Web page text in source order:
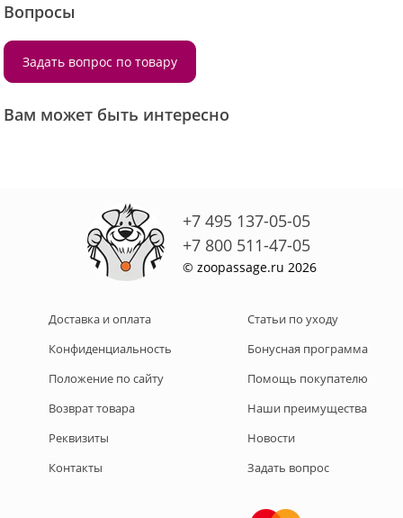
Вопросы
Задать вопрос по товару
Вам может быть интересно
+7 495 137-05-05
+7 800 511-47-05
© zoopassage.ru 2026
Доставка и оплата
Конфиденциальность
Положение по сайту
Возврат товара
Реквизиты
Контакты
Статьи по уходу
Бонусная программа
Помощь покупателю
Наши преимущества
Новости
Задать вопрос